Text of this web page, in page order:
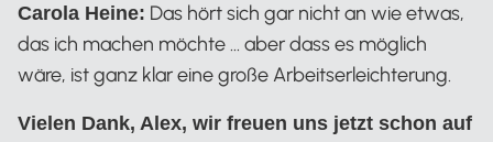
Carola Heine: Das hört sich gar nicht an wie etwas,
das ich machen möchte … aber dass es möglich
wäre, ist ganz klar eine große Arbeitserleichterung.
Vielen Dank, Alex, wir freuen uns jetzt schon auf